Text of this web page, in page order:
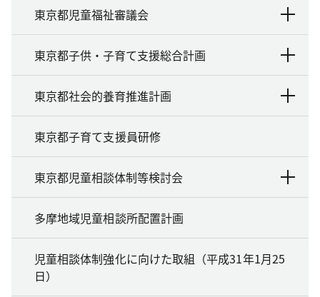
東京都児童福祉審議会
東京都子供・子育て支援総合計画
東京都社会的養育推進計画
東京都子育て支援員研修
東京都児童相談体制等検討会
多摩地域児童相談所配置計画
児童相談体制強化に向けた取組（平成31年1月25
日）